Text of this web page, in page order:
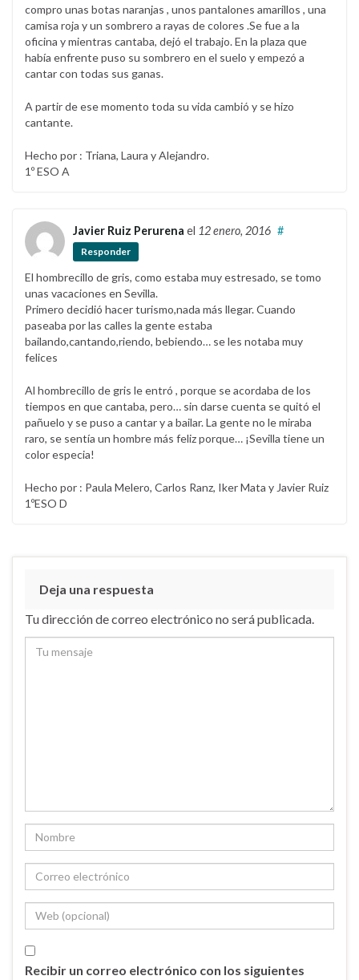
compro unas botas naranjas , unos pantalones amarillos , una
camisa roja y un sombrero a rayas de colores .Se fue a la
oficina y mientras cantaba, dejó el trabajo. En la plaza que
había enfrente puso su sombrero en el suelo y empezó a
cantar con todas sus ganas.
A partir de ese momento toda su vida cambió y se hizo
cantante.
Hecho por : Triana, Laura y Alejandro.
1º ESO A
Javier Ruiz Perurena el 12 enero, 2016 #
Responder
El hombrecillo de gris, como estaba muy estresado, se tomo
unas vacaciones en Sevilla.
Primero decidió hacer turismo,nada más llegar. Cuando
paseaba por las calles la gente estaba
bailando,cantando,riendo, bebiendo… se les notaba muy
felices
Al hombrecillo de gris le entró , porque se acordaba de los
tiempos en que cantaba, pero… sin darse cuenta se quitó el
pañuelo y se puso a cantar y a bailar. La gente no le miraba
raro, se sentía un hombre más feliz porque… ¡Sevilla tiene un
color especia!
Hecho por : Paula Melero, Carlos Ranz, Iker Mata y Javier Ruiz
1ºESO D
Deja una respuesta
Tu dirección de correo electrónico no será publicada.
Recibir un correo electrónico con los siguientes